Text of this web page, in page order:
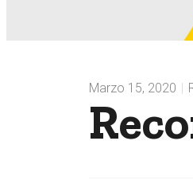
Marzo 15, 2020